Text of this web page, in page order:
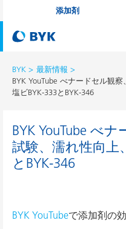
添加剤
BYK
最新情報
BYK YouTube べナードセル観
塩ビBYK-333とBYK-346
BYK YouTube べ
試験、濡れ性向上
とBYK-346
BYK YouTubeで添加剤の